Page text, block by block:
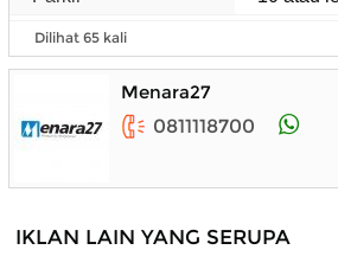
Dilihat 65 kali
Menara27
0811118700
IKLAN LAIN YANG SERUPA